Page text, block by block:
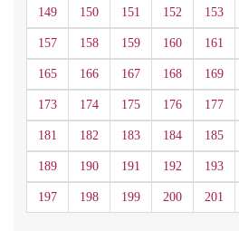
149 150 151 152 153
157 158 159 160 161
165 166 167 168 169
173 174 175 176 177
181 182 183 184 185
189 190 191 192 193
197 198 199 200 201